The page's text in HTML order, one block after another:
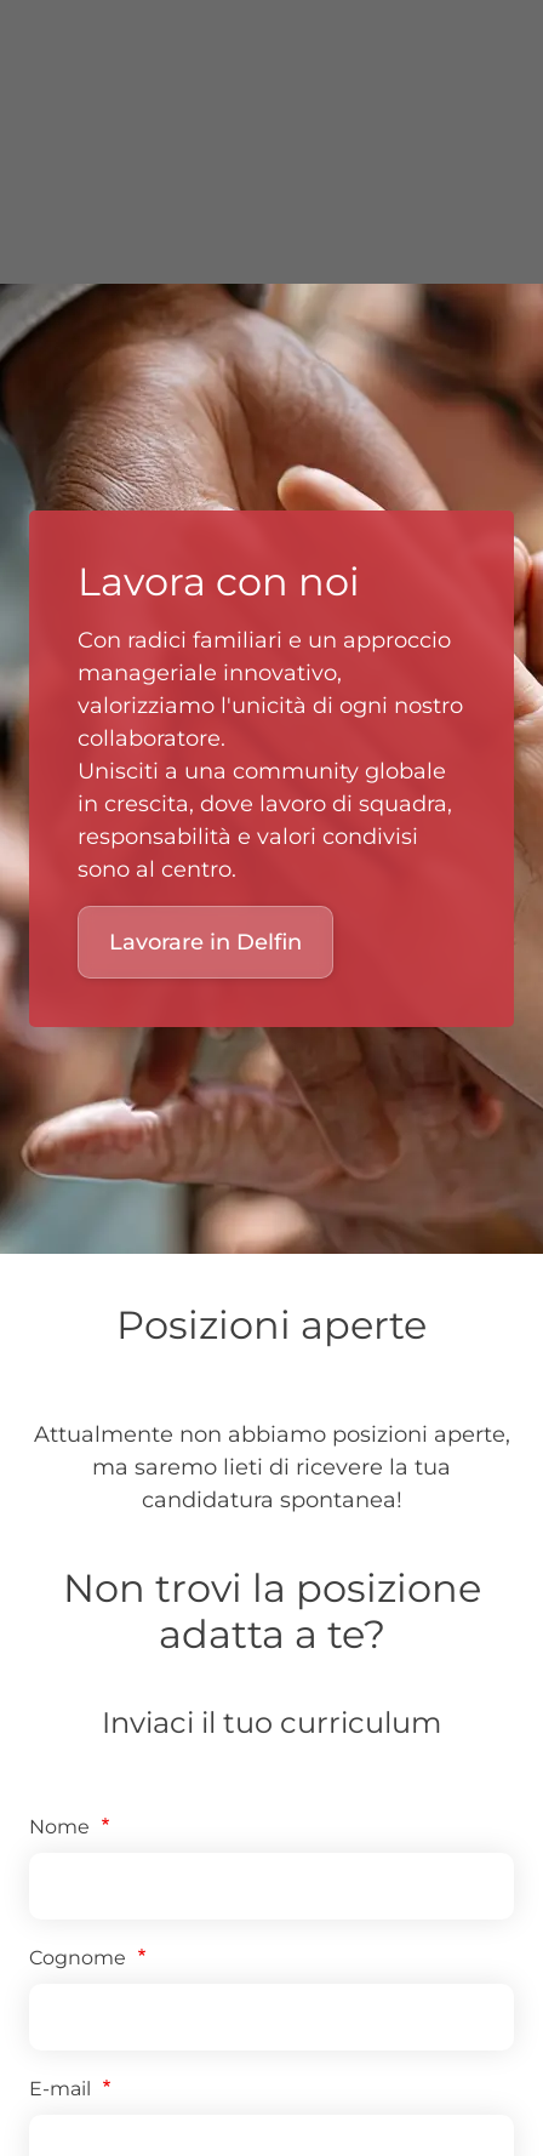
Lavora con noi
Con radici familiari e un approccio
manageriale innovativo,
valorizziamo l'unicità di ogni nostro
collaboratore.
Unisciti a una community globale
in crescita, dove lavoro di squadra,
responsabilità e valori condivisi
sono al centro.
Lavorare in Delfin
Posizioni aperte
Attualmente non abbiamo posizioni aperte,
ma saremo lieti di ricevere la tua
candidatura spontanea!
Non trovi la posizione
adatta a te?
Inviaci il tuo curriculum
Nome
Cognome
E-mail